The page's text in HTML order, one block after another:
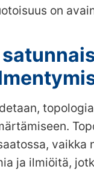
on
ja ilmiöitä,